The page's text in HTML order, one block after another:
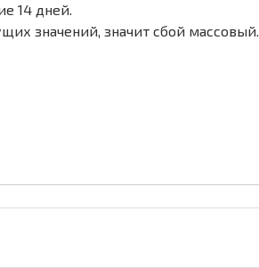
14 дней.
значений, значит сбой массовый.